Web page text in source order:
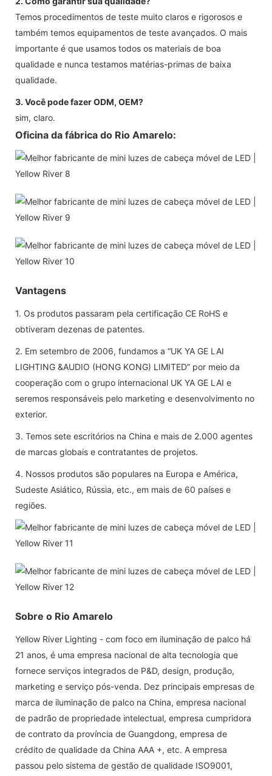
Temos procedimentos de teste muito claros e rigorosos e
também temos equipamentos de teste avançados. O mais
importante é que usamos todos os materiais de boa
qualidade e nunca testamos matérias-primas de baixa
qualidade.
3. Você pode fazer ODM, OEM?
sim, claro.
Oficina da fábrica do Rio Amarelo:
Vantagens
1. Os produtos passaram pela certificação CE RoHS e
obtiveram dezenas de patentes.
2. Em setembro de 2006, fundamos a “UK YA GE LAI
LIGHTING &AUDIO (HONG KONG) LIMITED” por meio da
cooperação com o grupo internacional UK YA GE LAI e
seremos responsáveis ​​pelo marketing e desenvolvimento no
exterior.
3. Temos sete escritórios na China e mais de 2.000 agentes
de marcas globais e contratantes de projetos.
4. Nossos produtos são populares na Europa e América,
Sudeste Asiático, Rússia, etc., em mais de 60 países e
regiões.
Sobre o Rio Amarelo
Yellow River Lighting - com foco em iluminação de palco há
21 anos, é uma empresa nacional de alta tecnologia que
fornece serviços integrados de P&D, design, produção,
marketing e serviço pós-venda. Dez principais empresas de
marca de iluminação de palco na China, empresa nacional
de padrão de propriedade intelectual, empresa cumpridora
de contrato da província de Guangdong, empresa de
crédito de qualidade da China AAA +, etc. A empresa
passou pelo sistema de gestão de qualidade ISO9001,